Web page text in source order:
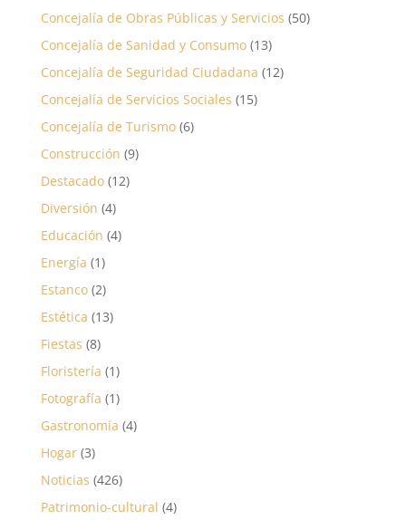
Concejalía de Obras Públicas y Servicios (50)
Concejalía de Sanidad y Consumo(13)
Concejalía de Seguridad Ciudadana (12)
Concejalía de Servicios Sociales (15)
Concejalía de Turismo(6)
Construcción (9)
Destacado(12)
Diversión (4)
Educación (4)
Energía (1)
Estanco(2)
Estética (13)
Fiestas (8)
Floristería (1)
Fotografía (1)
Gastronomía (4)
Hogar(3)
Noticias (426)
Patrimonio-cultural (4)